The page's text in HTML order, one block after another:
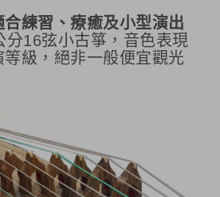
練習、療癒及小型演出
分16弦小古箏，音色表現
級，絕非一般便宜觀光